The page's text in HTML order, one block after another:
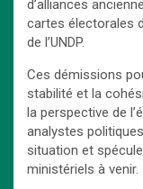
d’alliances
cartes électorales
de l’UNDP.
Ces démissions
stabilité et la
la perspective de
analystes
situation et
ministériels à venir.